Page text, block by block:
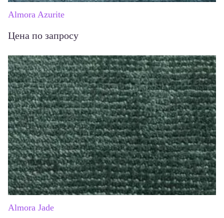
Almora Azurite
Цена по запросу
Almora Jade